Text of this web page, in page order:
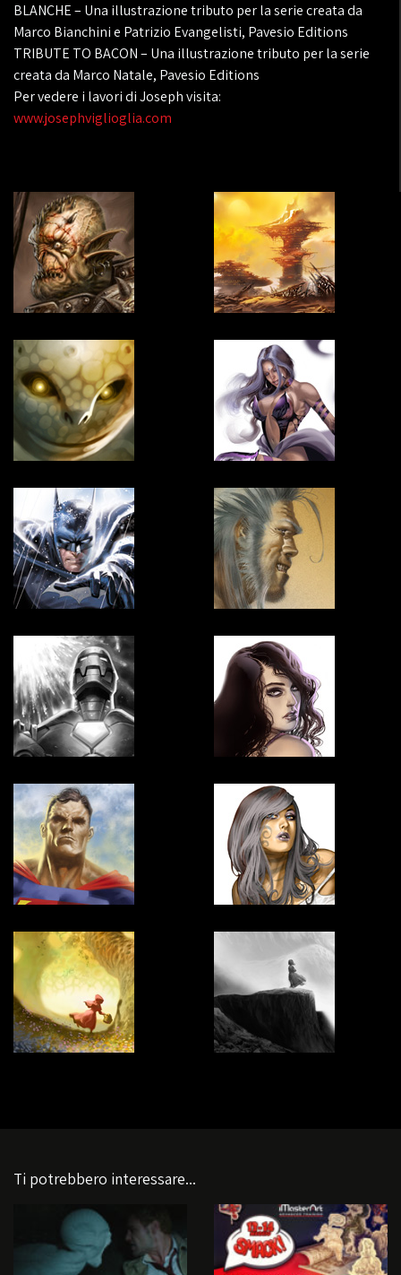
BLANCHE – Una illustrazione tributo per la serie creata da
Marco Bianchini e Patrizio Evangelisti, Pavesio Editions
TRIBUTE TO BACON – Una illustrazione tributo per la serie
creata da Marco Natale, Pavesio Editions
Per vedere i lavori di Joseph visita:
www.josephviglioglia.com
Ti potrebbero interessare...